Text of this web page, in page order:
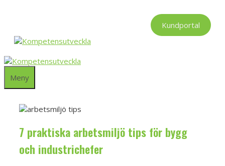
Kundportal
Meny
7 praktiska arbetsmiljö tips för bygg
och industrichefer